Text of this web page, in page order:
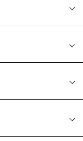
知りたい方へ